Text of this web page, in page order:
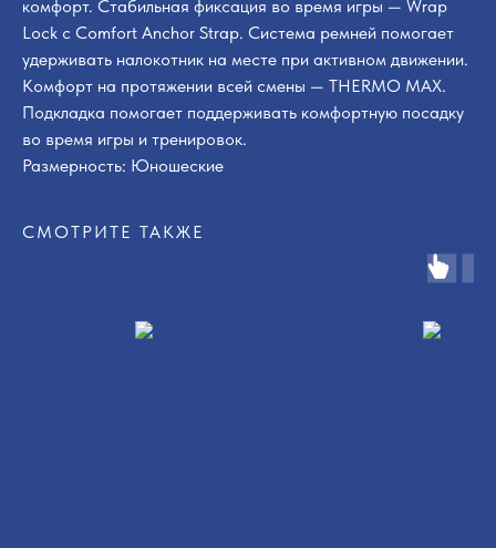
комфорт. Стабильная фиксация во время игры — Wrap
Lock с Comfort Anchor Strap. Система ремней помогает
удерживать налокотник на месте при активном движении.
Комфорт на протяжении всей смены — THERMO MAX.
Подкладка помогает поддерживать комфортную посадку
во время игры и тренировок.
Размерность: Юношеские
СМОТРИТЕ ТАКЖЕ